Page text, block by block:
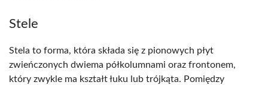
Stele
Stela to forma, która składa się z pionowych płyt
zwieńczonych dwiema półkolumnami oraz frontonem,
który zwykle ma kształt łuku lub trójkąta. Pomiędzy